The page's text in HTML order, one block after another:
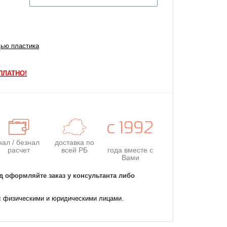
пластика
/ безнал
расчет
доставка по
всей РБ
года вместе с
Вами
оформляйте заказ у консультанта либо
и юридическими лицами.